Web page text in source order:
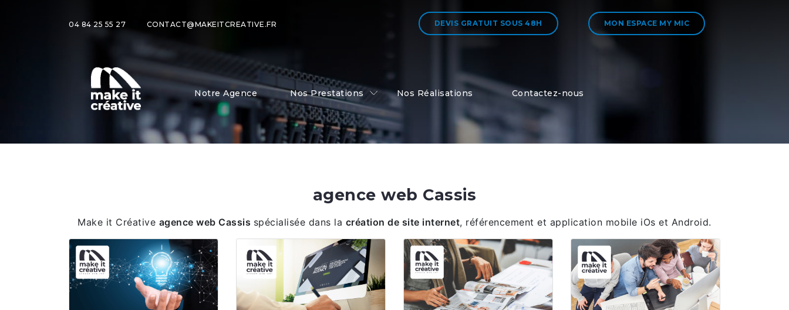
04 84 25 55 27 CONTACT@MAKEITCREATIVE.FR DEVIS GRATUIT SOUS 48H MON ESPACE MY MIC
Notre Agence Nos Prestations Nos Réalisations Contactez-nous
agence web Cassis
Make it Créative agence web Cassis spécialisée dans la création de site internet, référencement et application mobile iOs et Android.